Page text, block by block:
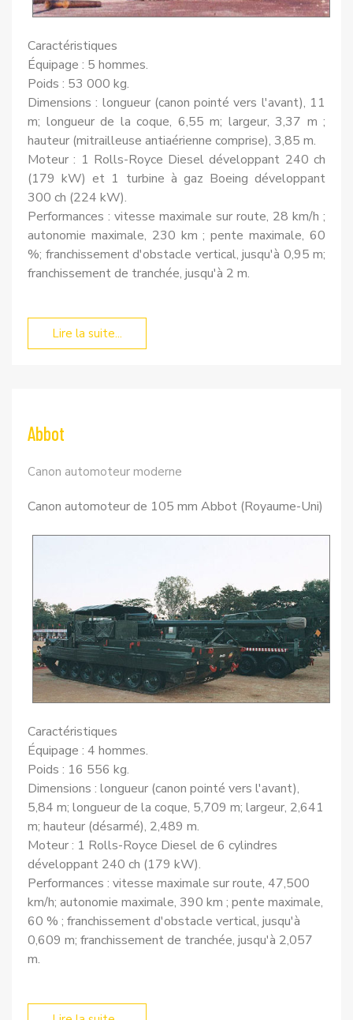
Caractéristiques
Équipage : 5 hommes.
Poids : 53 000 kg.
Dimensions : longueur (canon pointé vers l'avant), 11
m; longueur de la coque, 6,55 m; largeur, 3,37 m ;
hauteur (mitrailleuse antiaérienne comprise), 3,85 m.
Moteur : 1 Rolls-Royce Diesel développant 240 ch
(179 kW) et 1 turbine à gaz Boeing développant
300 ch (224 kW).
Performances : vitesse maximale sur route, 28 km/h ;
autonomie maximale, 230 km ; pente maximale, 60
%; franchissement d'obstacle vertical, jusqu'à 0,95 m;
franchissement de tranchée, jusqu'à 2 m.
Lire la suite...
Abbot
Canon automoteur moderne
Canon automoteur de 105 mm Abbot (Royaume-Uni)
Caractéristiques
Équipage : 4 hommes.
Poids : 16 556 kg.
Dimensions : longueur (canon pointé vers l'avant),
5,84 m; longueur de la coque, 5,709 m; largeur, 2,641
m; hauteur (désarmé), 2,489 m.
Moteur : 1 Rolls-Royce Diesel de 6 cylindres
développant 240 ch (179 kW).
Performances : vitesse maximale sur route, 47,500
km/h; autonomie maximale, 390 km ; pente maximale,
60 % ; franchissement d'obstacle vertical, jusqu'à
0,609 m; franchissement de tranchée, jusqu'à 2,057
m.